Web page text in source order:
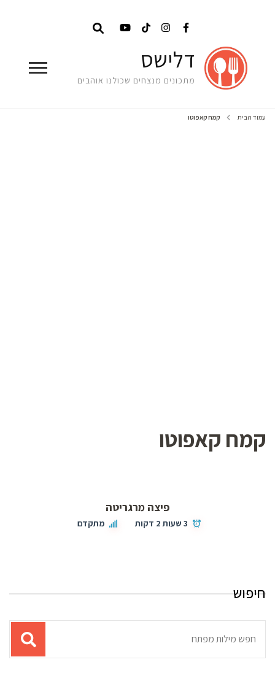
דלישס
מתכונים מנצחים שכולנו אוהבים
עמוד הבית קמח קאפוטו
קמח קאפוטו
פיצה מרגריטה
3 שעות 2 דקות מתקדם
חיפוש